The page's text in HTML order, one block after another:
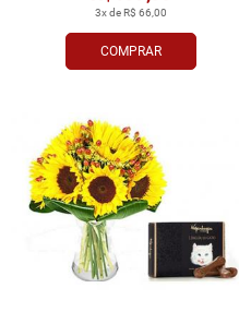
COMPRAR
3x de R$ 66,00